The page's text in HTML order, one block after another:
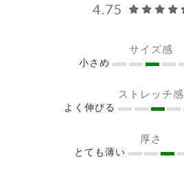
4.75
サイズ感
小さめ
ストレッチ感
よく伸びる
厚さ
とても薄い